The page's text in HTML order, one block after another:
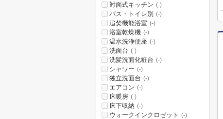
対面式キッチン (-)
バス・トイレ別 (-)
追焚機能浴室 (-)
浴室乾燥機 (-)
温水洗浄便座 (-)
洗面台 (-)
洗髪洗面化粧台 (-)
シャワー (-)
独立洗面台 (-)
エアコン (-)
床暖房 (-)
床下収納 (-)
ウォークインクロゼット (-)